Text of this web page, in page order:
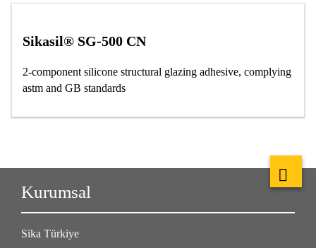
Sikasil® SG-500 CN
2-component silicone structural glazing adhesive, complying
astm and GB standards
Kurumsal
Sika Türkiye